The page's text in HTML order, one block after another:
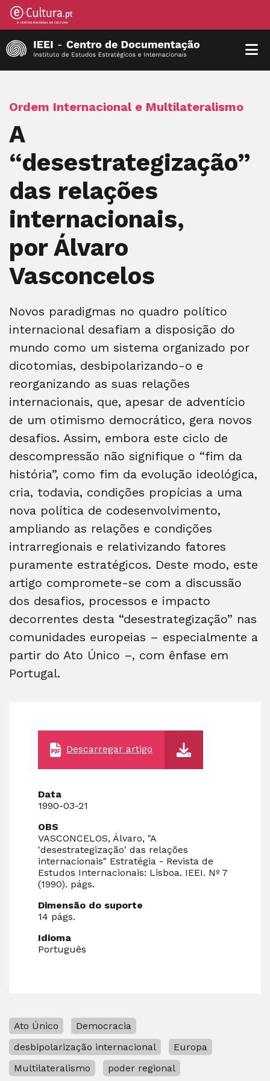
Ordem Internacional e Multilateralismo
A
“desestrategização”
das relações
internacionais,
por Álvaro
Vasconcelos
Novos paradigmas no quadro político
internacional desafiam a disposição do
mundo como um sistema organizado por
dicotomias, desbipolarizando-o e
reorganizando as suas relações
internacionais, que, apesar de adventício
de um otimismo democrático, gera novos
desafios. Assim, embora este ciclo de
descompressão não signifique o “fim da
história”, como fim da evolução ideológica,
cria, todavia, condições propícias a uma
nova política de codesenvolvimento,
ampliando as relações e condições
intrarregionais e relativizando fatores
puramente estratégicos. Deste modo, este
artigo compromete-se com a discussão
dos desafios, processos e impacto
decorrentes desta “desestrategização” nas
comunidades europeias – especialmente a
partir do Ato Único –, com ênfase em
Portugal.
Descarregar artigo
Data
1990-03-21
OBS
VASCONCELOS, Álvaro, "A
'desestrategização' das relações
internacionais" Estratégia - Revista de
Estudos Internacionais: Lisboa. IEEI. Nº 7
(1990). págs.
Dimensão do suporte
14 págs.
Idioma
Português
Ato Único
Democracia
desbipolarização internacional
Europa
Multilateralismo
poder regional